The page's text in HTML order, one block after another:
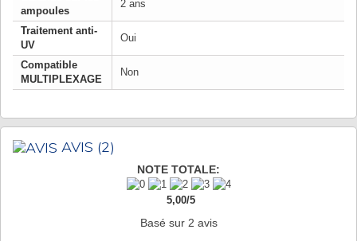
ampoules
2 ans
Traitement anti-
UV
Oui
Compatible
MULTIPLEXAGE
Non
AVIS (2)
NOTE TOTALE:
5,00/5
Basé sur 2 avis